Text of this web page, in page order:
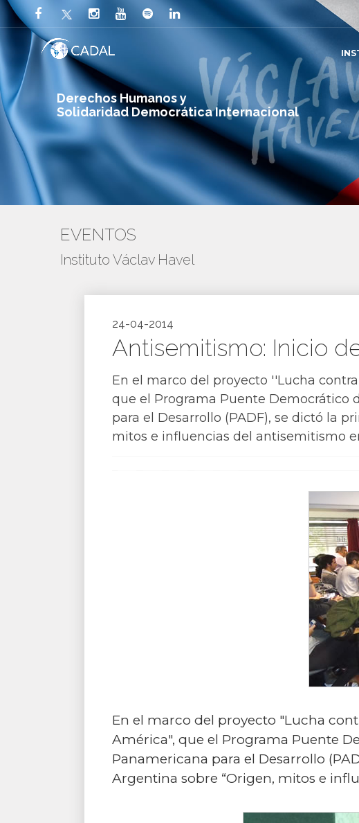
Derechos Humanos y
Solidaridad Democrática Internacional
EVENTOS
Instituto Václav Havel
24-04-2014
Antisemitismo: Inicio
En el marco del proyecto ''Lucha
que el Programa Puente Democrático
para el Desarrollo (PADF), se dictó la
mitos e influencias del antisemitismo
En el marco del proyecto "Lucha
América", que el Programa Puente
Panamericana para el Desarrollo
Argentina sobre “Origen, mitos e